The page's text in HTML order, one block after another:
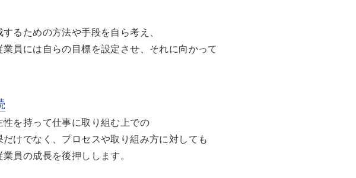
るための方法や手段を自ら考え、
員には自らの目標を設定させ、それに向かって
を持って仕事に取り組む上での
けでなく、プロセスや取り組み方に対しても
員の成長を後押しします。